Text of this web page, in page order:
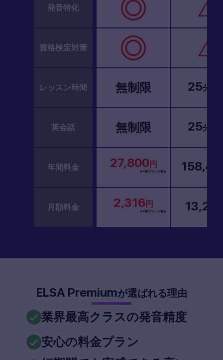
発音特化
資格検定対策
レッスン時間
英会話
年間料金
月額料金
無制限 25分
無制限 25分
27,800円
※年間プランの場合
2,316円
※年間プランの場合
ELSA Premiumが選ばれる理由
業界最高クラスの発音精度
安心の料金プラン